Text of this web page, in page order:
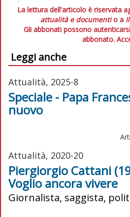
La lettura dell'articolo è riservata
attualità e documentio a
Gli abbonati possono
abbonato.
Leggi anche
Attualità, 2025-8
Speciale - Papa
nuovo
Attualità, 2020-20
Piergiorgio Cattani
Voglio ancora vivere
Giornalista, saggista,